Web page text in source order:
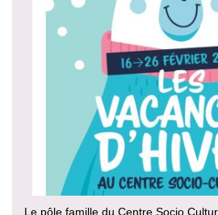
Le pôle famille du Centre Socio